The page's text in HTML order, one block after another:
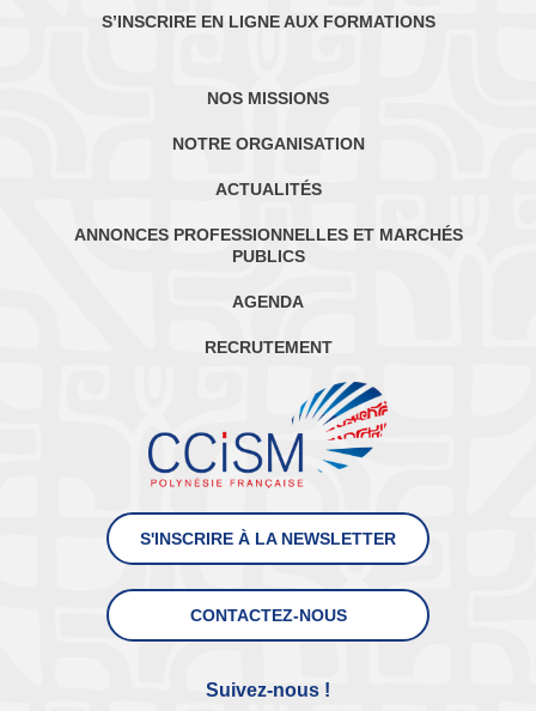
S’INSCRIRE EN LIGNE AUX FORMATIONS
NOS MISSIONS
NOTRE ORGANISATION
ACTUALITÉS
ANNONCES PROFESSIONNELLES ET MARCHÉS
PUBLICS
AGENDA
RECRUTEMENT
S'INSCRIRE À LA NEWSLETTER
CONTACTEZ-NOUS
Suivez-nous !